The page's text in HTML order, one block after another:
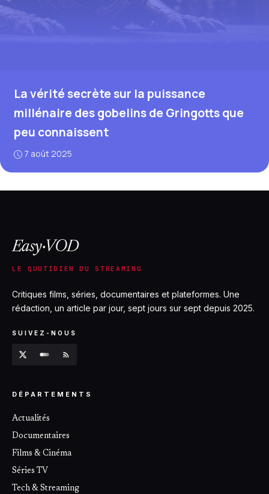
La vérité secrète sur la puissance
millénaire des gobelins de Gringotts que
peu connaissent
7 août 2025
Easy·VOD
LE QUOTIDIEN DU STREAMING
Critiques films, séries, documentaires et plateformes. Une
rédaction, un article par jour, sept jours sur sept depuis 2025.
SUIVEZ-NOUS
DÉPARTEMENTS
Actualités
Documentaires
Films & Cinéma
Séries TV
Tech & Streaming